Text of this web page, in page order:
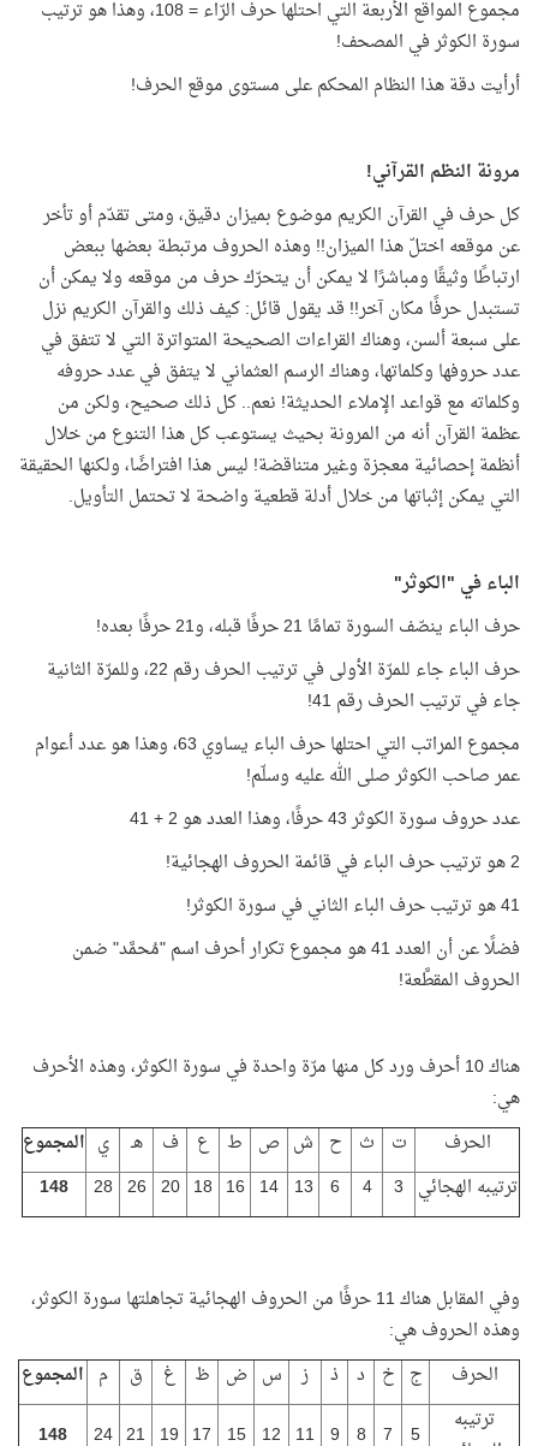
مجموع المواقع الأربعة التي احتلها حرف الرّاء = 108، وهذا هو ترتيب
سورة الكوثر في المصحف!
أرأيت دقة هذا النظام المحكم على مستوى موقع الحرف!
مرونة النظم القرآني!
كل حرف في القرآن الكريم موضوع بميزان دقيق، ومتى تقدّم أو تأخر
عن موقعه اختلّ هذا الميزان!! وهذه الحروف مرتبطة بعضها ببعض
ارتباطًا وثيقًا ومباشرًا لا يمكن أن يتحرّك حرف من موقعه ولا يمكن أن
تستبدل حرفًا مكان آخر!! قد يقول قائل: كيف ذلك والقرآن الكريم نزل
على سبعة ألسن، وهناك القراءات الصحيحة المتواترة التي لا تتفق في
عدد حروفها وكلماتها، وهناك الرسم العثماني لا يتفق في عدد حروفه
وكلماته مع قواعد الإملاء الحديثة! نعم.. كل ذلك صحيح، ولكن من
عظمة القرآن أنه من المرونة بحيث يستوعب كل هذا التنوع من خلال
أنظمة إحصائية معجزة وغير متناقضة! ليس هذا افتراضًا، ولكنها الحقيقة
التي يمكن إثباتها من خلال أدلة قطعية واضحة لا تحتمل التأويل.
الباء في "الكوثر"
حرف الباء ينصّف السورة تمامًا 21 حرفًا قبله، و21 حرفًا بعده!
حرف الباء جاء للمرّة الأولى في ترتيب الحرف رقم 22، وللمرّة الثانية
جاء في ترتيب الحرف رقم 41!
مجموع المراتب التي احتلها حرف الباء يساوي 63، وهذا هو عدد أعوام
عمر صاحب الكوثر صلى الله عليه وسلّم!
عدد حروف سورة الكوثر 43 حرفًا، وهذا العدد هو 2 + 41
2 هو ترتيب حرف الباء في قائمة الحروف الهجائية!
41 هو ترتيب حرف الباء الثاني في سورة الكوثر!
فضلًا عن أن العدد 41 هو مجموع تكرار أحرف اسم "مُحمَّد" ضمن
الحروف المقطَّعة!
هناك 10 أحرف ورد كل منها مرّة واحدة في سورة الكوثر، وهذه الأحرف
هي:
الحرف
ت ث ح ش ص ط ع ف هـ ي المجموع
ترتيبه الهجائي 3
4
6
13
14
16
18
20
26
28
148
وفي المقابل هناك 11 حرفًا من الحروف الهجائية تجاهلتها سورة الكوثر،
وهذه الحروف هي:
الحرف
ج خ د ذ ز س ض ظ غ ق م المجموع
ترتيبه
5
7
8
9
11
12
15
17
19
21
24
148